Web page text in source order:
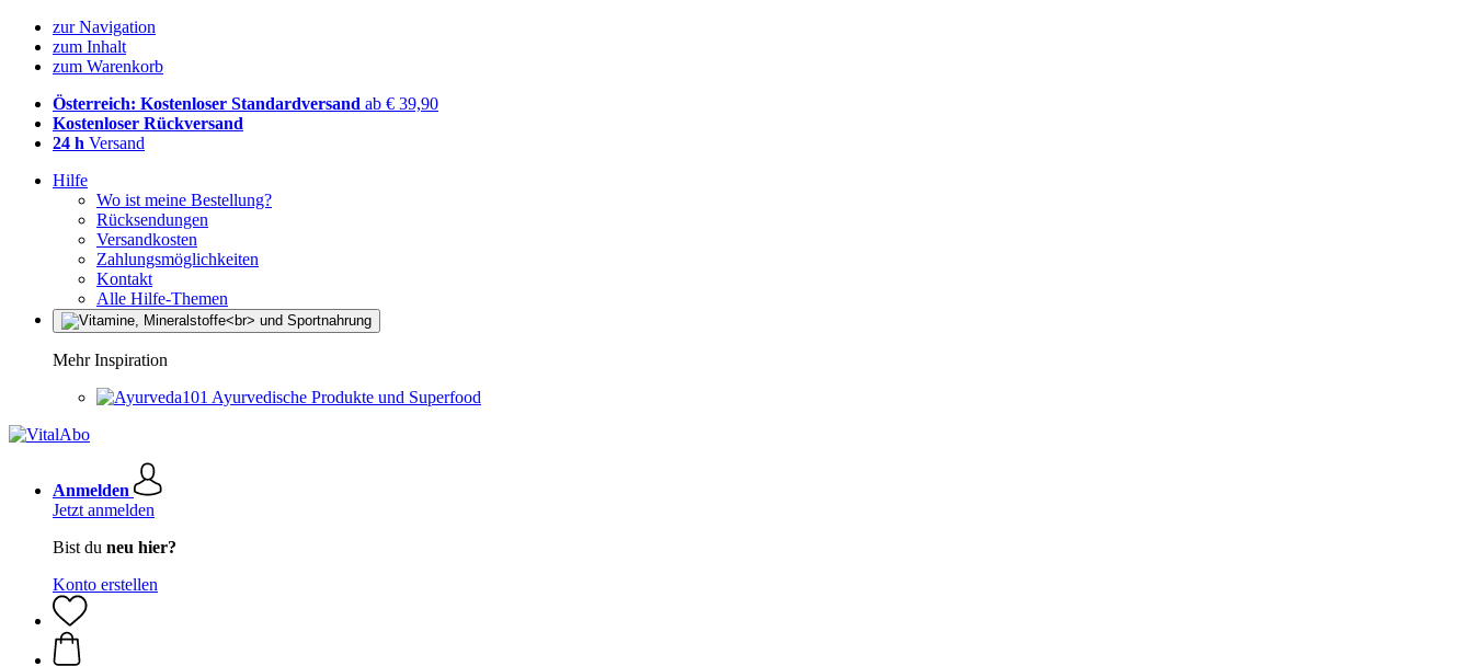
zur Navigation
zum Inhalt
zum Warenkorb
Österreich: Kostenloser Standardversand ab € 39,90
Kostenloser Rückversand
24 h Versand
Hilfe
Wo ist meine Bestellung?
Rücksendungen
Versandkosten
Zahlungsmöglichkeiten
Kontakt
Alle Hilfe-Themen
Mehr Inspiration
Ayurvedische Produkte und Superfood
Anmelden
Jetzt anmelden
Bist du neu hier?
Konto erstellen